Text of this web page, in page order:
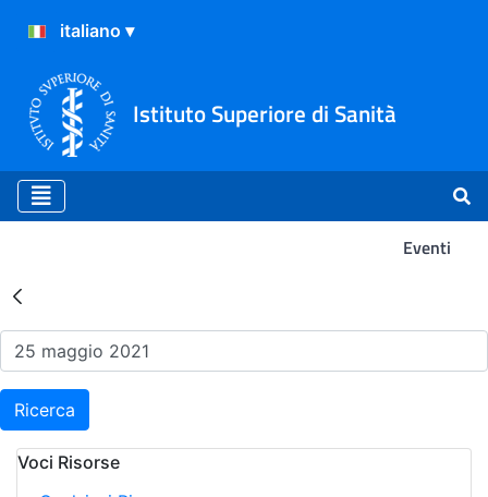
Istituto Superiore di Sanità
Eventi
Risultati della Ricerca -
Ricerca
Voci Risorse